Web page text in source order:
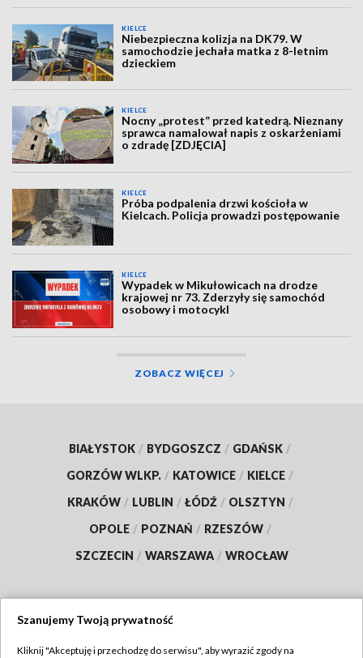
KIELCE
Niebezpieczna kolizja na DK79. W
samochodzie jechała matka z 8-letnim
dzieckiem
KIELCE
Nocny „protest” przed katedrą. Nieznany
sprawca namalował napis z oskarżeniami
o zdradę [ZDJĘCIA]
KIELCE
Próba podpalenia drzwi kościoła w
Kielcach. Policja prowadzi postępowanie
KIELCE
Wypadek w Mikułowicach na drodze
krajowej nr 73. Zderzyły się samochód
osobowy i motocykl
ZOBACZ WIĘCEJ
BIAŁYSTOK / BYDGOSZCZ / GDAŃSK /
GORZÓW WLKP. / KATOWICE / KIELCE /
KRAKÓW / LUBLIN / ŁÓDŹ / OLSZTYN /
OPOLE / POZNAŃ / RZESZÓW /
SZCZECIN / WARSZAWA / WROCŁAW
Szanujemy Twoją prywatność
Kliknij "Akceptuję i przechodzę do serwisu", aby wyrazić zgody na